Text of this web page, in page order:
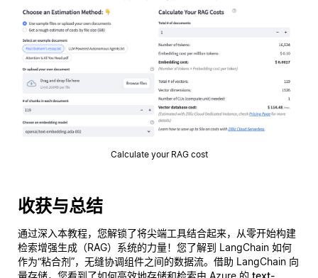
Calculate your RAG cost
收获与总结
通过深入本教程，您解锁了将尖端工具结合起来，从零开始构建
检索增强生成（RAG）系统的力量！您了解到 LangChain 如何
作为“粘合剂”，无缝协调组件之间的数据流。借助 LangChain 向
量存储，您看到了如何高效地存储和检索由 Azure 的 text-